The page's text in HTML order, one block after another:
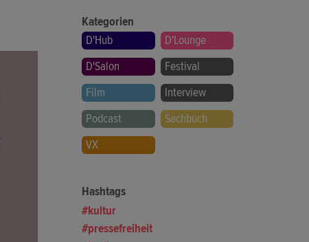
Kategorien
D'Hub
D'Lounge
D'Salon
Festival
Film
Interview
Podcast
Sachbuch
VX
Hashtags
kultur
pressefreiheit